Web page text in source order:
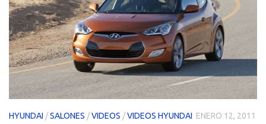
HYUNDAI /SALONES /VIDEOS /VIDEOS HYUNDAI ENERO 12, 2011